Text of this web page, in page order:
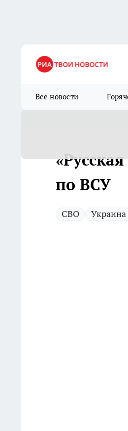
Все новости
по ВСУ
СВО Украина